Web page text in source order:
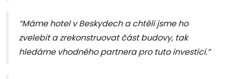
“Máme hotel v Beskydech a chtěli jsme ho
zvelebit a zrekonstruovat část budovy, tak
hledáme vhodného partnera pro tuto investicí.”